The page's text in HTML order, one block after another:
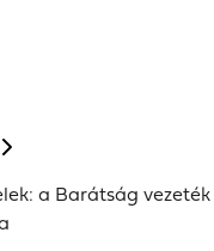
a Barátság